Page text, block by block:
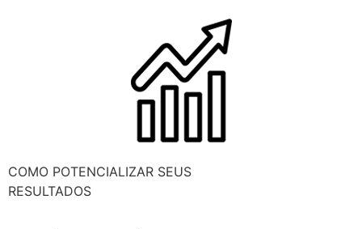
COMO POTENCIALIZAR SEUS
RESULTADOS